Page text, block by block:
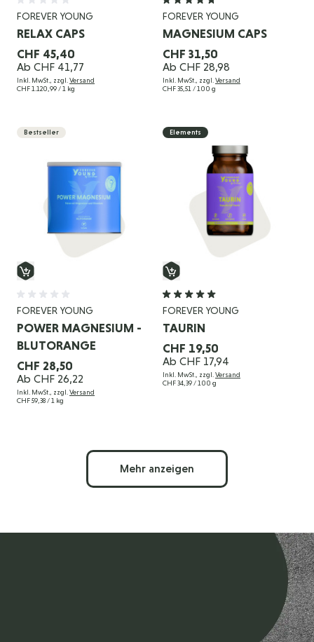
FOREVER YOUNG
RELAX CAPS
CHF 45,40
Ab CHF 41,77
Inkl. MwSt., zzgl. Versand
CHF 1.120,99 / 1 kg
FOREVER YOUNG
MAGNESIUM CAPS
CHF 31,50
Ab CHF 28,98
Inkl. MwSt., zzgl. Versand
CHF 35,51 / 100 g
FOREVER YOUNG
POWER MAGNESIUM -
BLUTORANGE
CHF 28,50
Ab CHF 26,22
Inkl. MwSt., zzgl. Versand
CHF 59,38 / 1 kg
Bestseller
FOREVER YOUNG
TAURIN
CHF 19,50
Ab CHF 17,94
Inkl. MwSt., zzgl. Versand
CHF 34,39 / 100 g
Elements
Mehr anzeigen